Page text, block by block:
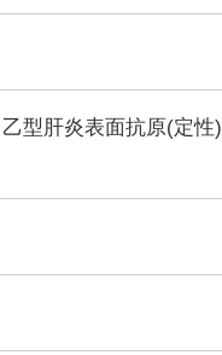
乙型肝炎表面抗原(定性)